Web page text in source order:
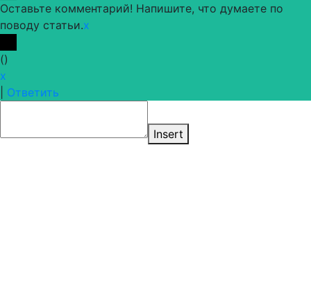
Оставьте комментарий! Напишите, что думаете по
поводу статьи.x
()
x
Ответить
Insert